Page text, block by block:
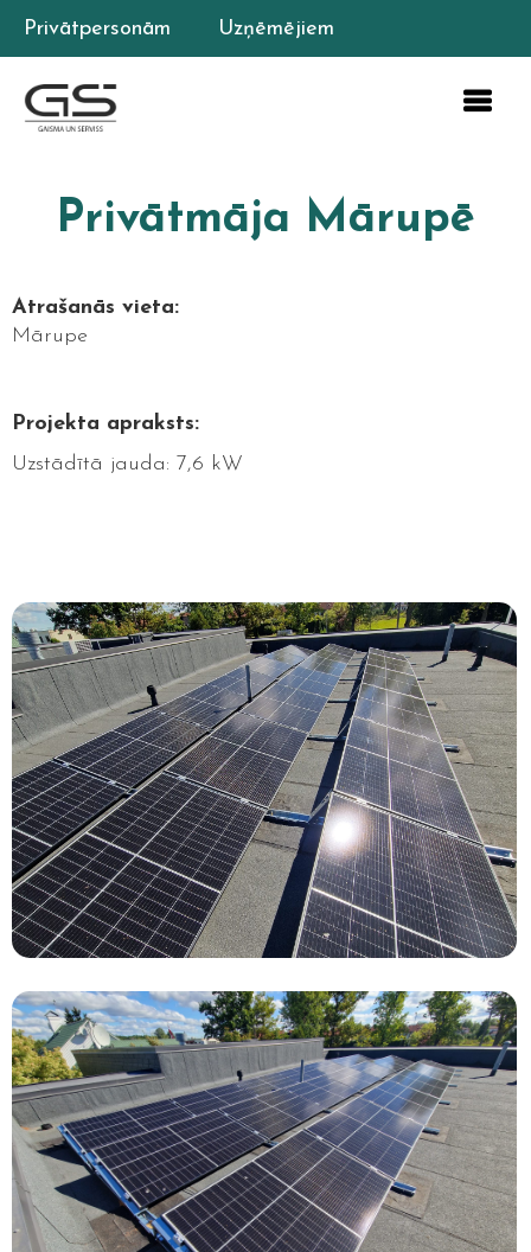
Privātpersonām Uzņēmējiem
Privātmāja Mārupē
Atrašanās vieta:
Mārupe
Projekta apraksts:
Uzstādītā jauda: 7,6 kW